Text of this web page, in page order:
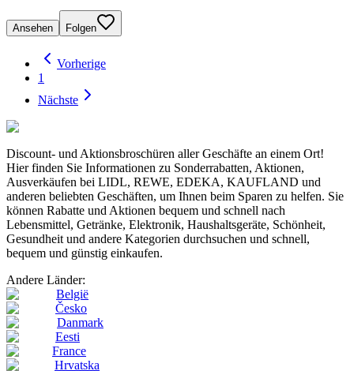
Ansehen Folgen
Vorherige
1
Nächste
Discount- und Aktionsbroschüren aller Geschäfte an einem Ort!
Hier finden Sie Informationen zu Sonderrabatten, Aktionen,
Ausverkäufen bei LIDL, REWE, EDEKA, KAUFLAND und
anderen beliebten Geschäften, um Ihnen beim Sparen zu helfen. Sie
können Rabatte und Aktionen bequem und schnell nach
Lebensmittel, Getränke, Elektronik, Haushaltsgeräte, Schönheit,
Gesundheit und andere Kategorien durchsuchen und schnell,
bequem und günstig einkaufen.
Andere Länder:
België
Česko
Danmark
Eesti
France
Hrvatska